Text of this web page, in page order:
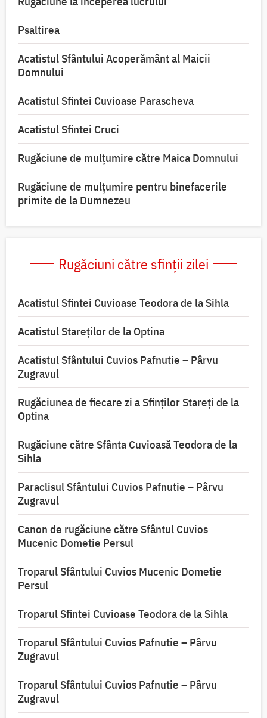
Psaltirea
Acatistul Sfântului Acoperământ al Maicii
Domnului
Acatistul Sfintei Cuvioase Parascheva
Acatistul Sfintei Cruci
Rugăciune de mulţumire către Maica Domnului
Rugăciune de mulțumire pentru binefacerile
primite de la Dumnezeu
Rugăciuni către sfinții zilei
Acatistul Sfintei Cuvioase Teodora de la Sihla
Acatistul Stareţilor de la Optina
Acatistul Sfântului Cuvios Pafnutie – Pârvu
Zugravul
Rugăciunea de fiecare zi a Sfinților Stareți de la
Optina
Rugăciune către Sfânta Cuvioasă Teodora de la
Sihla
Paraclisul Sfântului Cuvios Pafnutie – Pârvu
Zugravul
Canon de rugăciune către Sfântul Cuvios
Mucenic Dometie Persul
Troparul Sfântului Cuvios Mucenic Dometie
Persul
Troparul Sfintei Cuvioase Teodora de la Sihla
Troparul Sfântului Cuvios Pafnutie – Pârvu
Zugravul
Troparul Sfântului Cuvios Pafnutie – Pârvu
Zugravul